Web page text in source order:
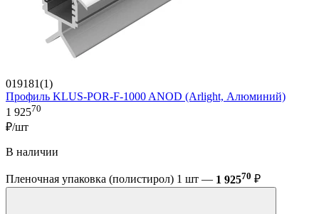
019181(1)
Профиль KLUS-POR-F-1000 ANOD (Arlight, Алюминий)
1 92570
₽/шт
В наличии
Пленочная упаковка (полистирол) 1 шт — 1 92570 ₽